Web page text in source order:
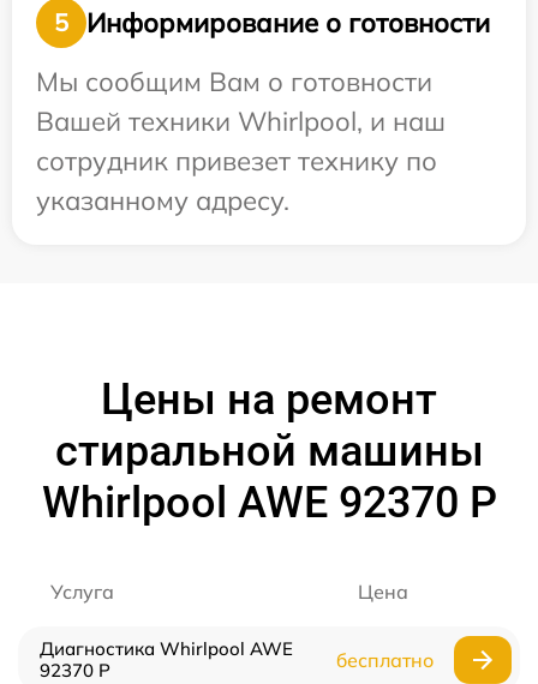
5
Информирование о готовности
Мы сообщим Вам о готовности
Вашей техники Whirlpool, и наш
сотрудник привезет технику по
указанному адресу.
Цены на ремонт
стиральной машины
Whirlpool AWE 92370 P
Услуга Цена
Диагностика Whirlpool AWE
92370 P
бесплатно